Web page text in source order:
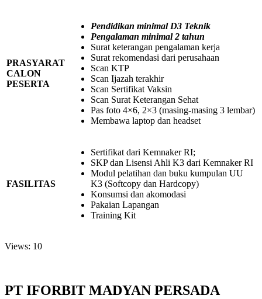
PRASYARAT
CALON
PESERTA
Pendidikan minimal D3 Teknik
Pengalaman minimal 2 tahun
Surat keterangan pengalaman kerja
Surat rekomendasi dari perusahaan
Scan KTP
Scan Ijazah terakhir
Scan Sertifikat Vaksin
Scan Surat Keterangan Sehat
Pas foto 4×6, 2×3 (masing-masing 3 lembar)
Membawa laptop dan headset
FASILITAS
Sertifikat dari Kemnaker RI;
SKP dan Lisensi Ahli K3 dari Kemnaker RI
Modul pelatihan dan buku kumpulan UU
K3 (Softcopy dan Hardcopy)
Konsumsi dan akomodasi
Pakaian Lapangan
Training Kit
Views: 10
PT IFORBIT MADYAN PERSADA